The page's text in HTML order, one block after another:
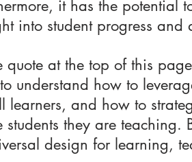
it has the potential
into student progress
quote at the top of this
understand how to
and how to
students they are
design for learning,